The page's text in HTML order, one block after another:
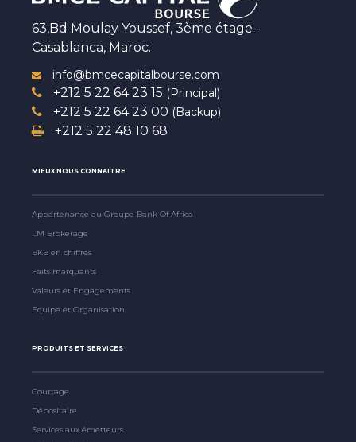
63,Bd Moulay Youssef, 3ème étage -
Casablanca, Maroc.
info@bmcecapitalbourse.com
+212 5 22 64 23 15 (Principal)
+212 5 22 64 23 00 (Backup)
+212 5 22 48 10 68
MIEUX NOUS CONNAITRE
Appartenance au Groupe Bank Of Africa
LM Brokerage
BKB en chiffres
Faits marquants
Valeurs et Engagements
Equipe et Organisation
PRODUITS ET SERVICES
Courtage
Dépositaire
Services aux émetteurs